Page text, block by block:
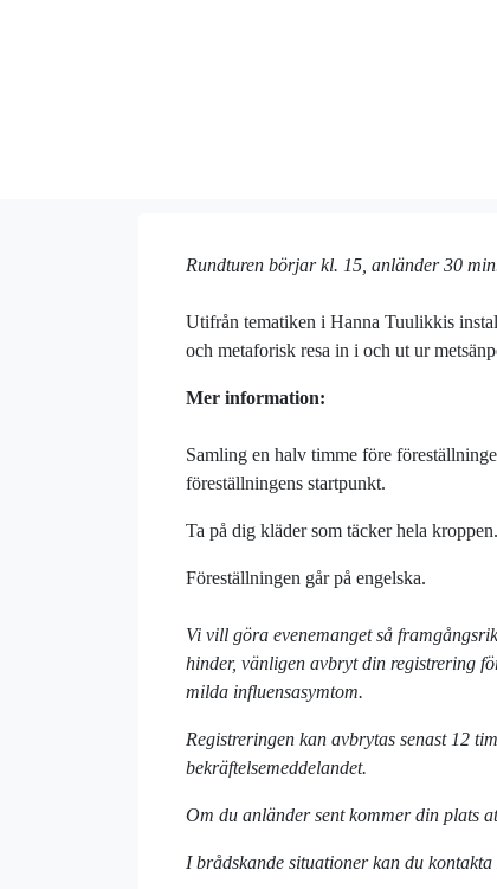
Rundturen börjar kl. 15, anländer 30
Utifrån tematiken i Hanna Tuulikkis
och metaforisk resa in i och ut ur
Mer information:
Samling en halv timme före
föreställningens startpunkt.
Ta på dig kläder som täcker hela
Föreställningen går på engelska.
Vi vill göra evenemanget så
hinder, vänligen avbryt din registrering
milda influensasymtom.
Registreringen kan avbrytas senast 12
bekräftelsemeddelandet.
Om du anländer sent kommer din plats
I brådskande situationer kan du